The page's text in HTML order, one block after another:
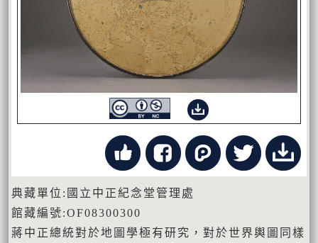
典藏單位:國立中正紀念堂管理處
館藏編號:OF08300300
蔣中正總統對於地圖學極有研究，對於世界輿圖同樣